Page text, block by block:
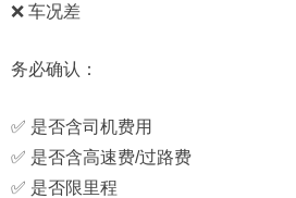
❌ 车况差
务必确认：
✅ 是否含司机费用
✅ 是否含高速费/过路费
✅ 是否限里程